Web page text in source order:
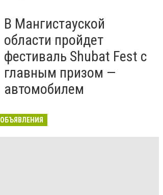
В Мангистауской
области пройдет
фестиваль Shubat Fest с
главным призом —
автомобилем
ОБЪЯВЛЕНИЯ